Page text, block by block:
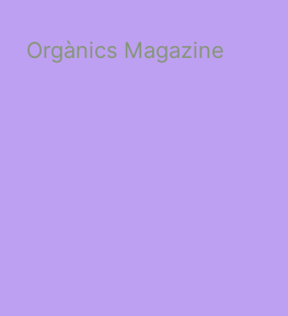
Orgànics Magazine